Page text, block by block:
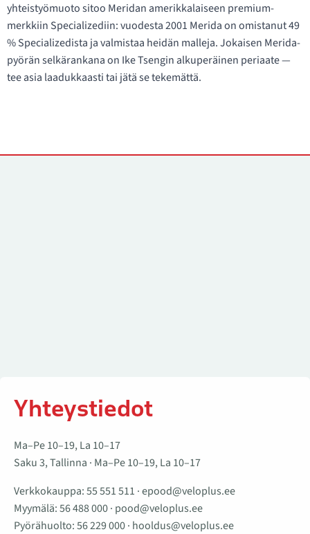
yhteistyömuoto sitoo Meridan amerikkalaiseen premium-
merkkiin Specializediin: vuodesta 2001 Merida on omistanut 49
% Specializedista ja valmistaa heidän malleja. Jokaisen Merida-
pyörän selkärankana on Ike Tsengin alkuperäinen periaate —
tee asia laadukkaasti tai jätä se tekemättä.
Yhteystiedot
Ma–Pe 10–19, La 10–17
Saku 3, Tallinna · Ma–Pe 10–19, La 10–17
Verkkokauppa:55 551 511 ·epood@veloplus.ee
Myymälä:56 488 000· pood@veloplus.ee
Pyörähuolto:56 229 000· hooldus@veloplus.ee